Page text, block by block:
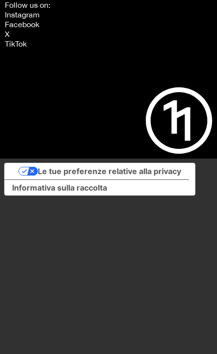
Follow us on:
Instagram
Facebook
X
TikTok
Informativa sulla raccolta
Le tue preferenze relative alla privacy